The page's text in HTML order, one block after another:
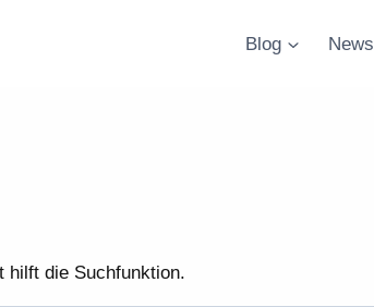
Blog News
hilft die Suchfunktion.